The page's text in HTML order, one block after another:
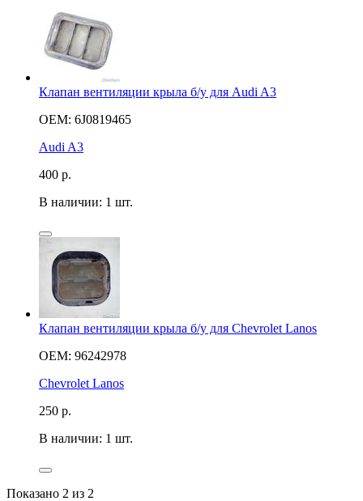
Клапан вентиляции крыла б/у для Audi A3
OEM: 6J0819465
Audi A3
400 р.
В наличии: 1 шт.
Клапан вентиляции крыла б/у для Chevrolet Lanos
OEM: 96242978
Chevrolet Lanos
250 р.
В наличии: 1 шт.
Показано 2 из 2